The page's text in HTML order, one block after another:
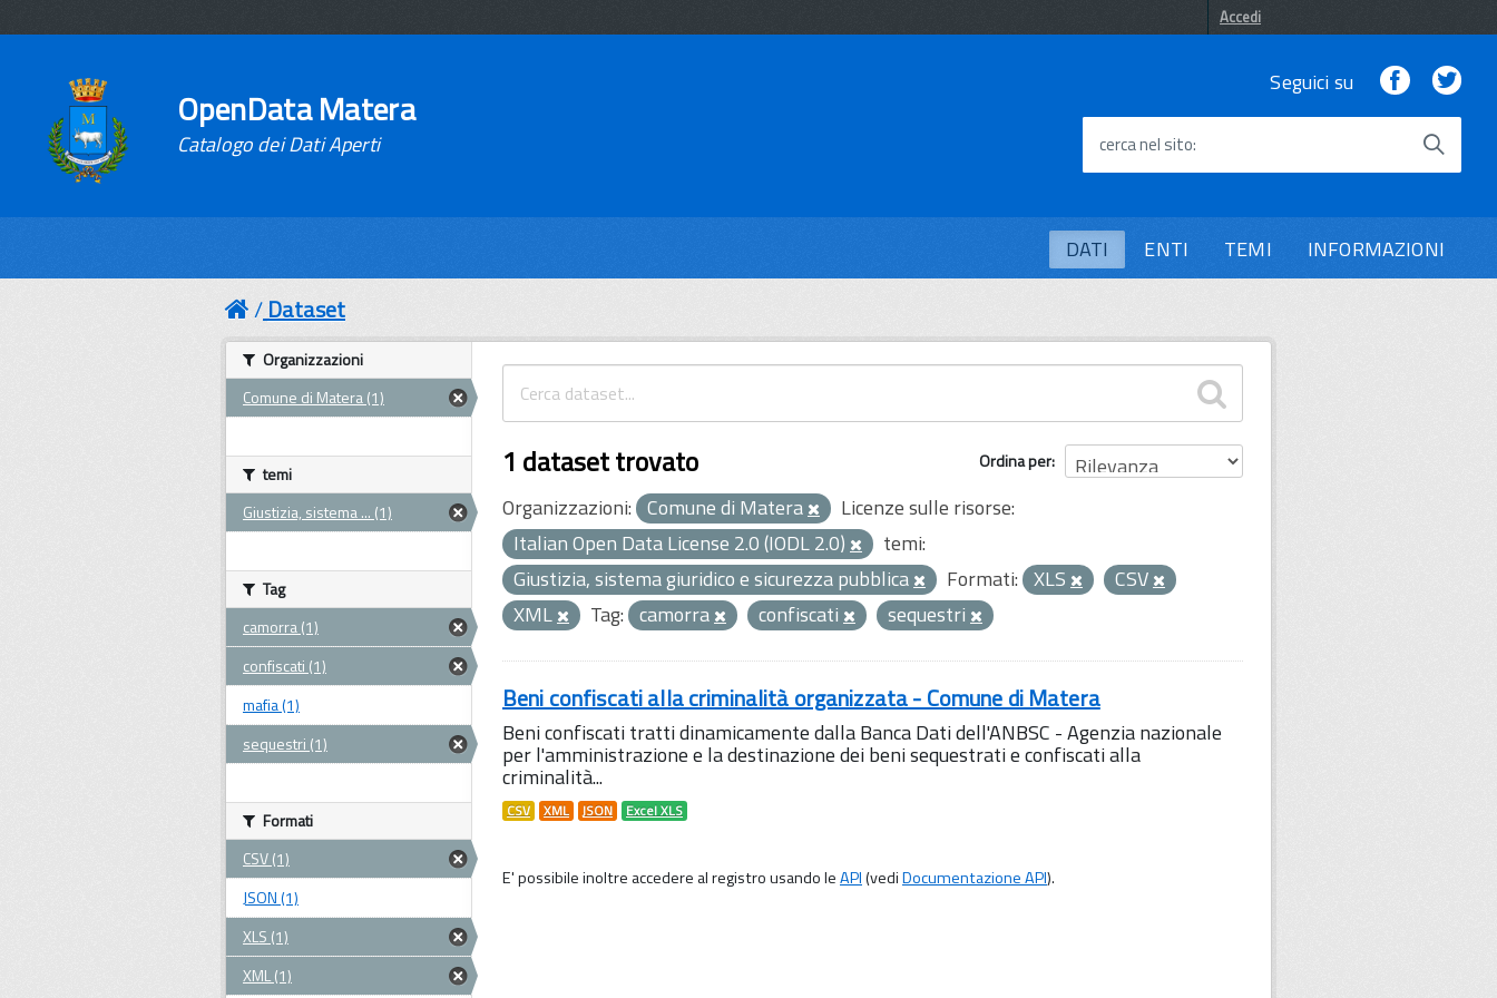
Accedi
OpenData Matera
Catalogo dei Dati Aperti
Seguici su Facebook
cerca nel sito
DATI ENTI TEMI INFORMAZIONI
Dataset
Ordina per
1 dataset trovato
Organizzazioni: Comune di Matera
Licenze sulle risorse:
Italian Open Data License 2.0 (IODL 2.0)
temi:
Giustizia, sistema giuridico e sicurezza pubblica
Formati: XLS
CSV
XML
Tag: camorra confiscati sequestri
Beni confiscati alla criminalità organizzata - Comune di Matera
Beni confiscati tratti dinamicamente dalla Banca Dati dell'ANBSC - Agenzia nazionale
per l'amministrazione e la destinazione dei beni sequestrati e confiscati alla
criminalità...
CSV XML JSON Excel XLS
E' possibile inoltre accedere al registro usando leAPI(vediDocumentazione API).
Organizzazioni
Comune di Matera (1)
temi
Giustizia, sistema ... (1)
Tag
camorra (1)
confiscati (1)
mafia (1)
sequestri (1)
Formati
CSV (1)
JSON (1)
XLS (1)
XML (1)